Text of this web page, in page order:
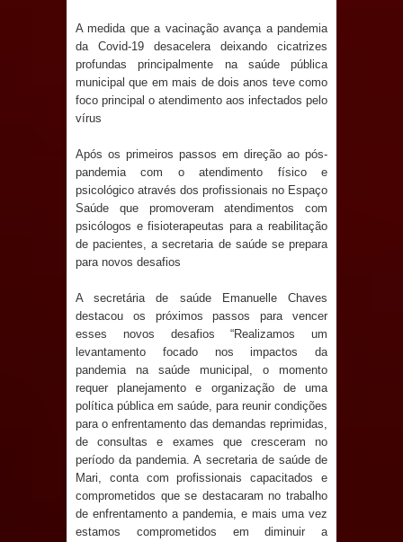
Anjos
O verdadeiro oxigênio do Estado
aborda de maneira inédita no mundo
jurídico brasileiro, temas polêmicos;
Confira!
Prefeitura de Sapé promove
campanha Julho Neon com ações de
conscientização sobre saúde bucal
Caldas Brandão: gestão municipal
antecipa pagamento do mês de julho
e aquece economia para Festa de
Santana
Saúde Bucal: Mais de 470 próteses
A medida que a vacinação avança a pandemia
da Covid-19 desacelera deixando cicatrizes
profundas principalmente na saúde pública
municipal que em mais de dois anos teve como
foco principal o atendimento aos infectados pelo
vírus
Após os primeiros passos em direção ao pós-
pandemia com o atendimento físico e
psicológico através dos profissionais no Espaço
Saúde que promoveram atendimentos com
psicólogos e fisioterapeutas para a reabilitação
de pacientes, a secretaria de saúde se prepara
para novos desafios
A secretária de saúde Emanuelle Chaves
destacou os próximos passos para vencer
esses novos desafios “Realizamos um
levantamento focado nos impactos da
pandemia na saúde municipal, o momento
requer planejamento e organização de uma
política pública em saúde, para reunir condições
para o enfrentamento das demandas reprimidas,
de consultas e exames que cresceram no
período da pandemia. A secretaria de saúde de
Mari, conta com profissionais capacitados e
comprometidos que se destacaram no trabalho
de enfrentamento a pandemia, e mais uma vez
estamos comprometidos em diminuir a